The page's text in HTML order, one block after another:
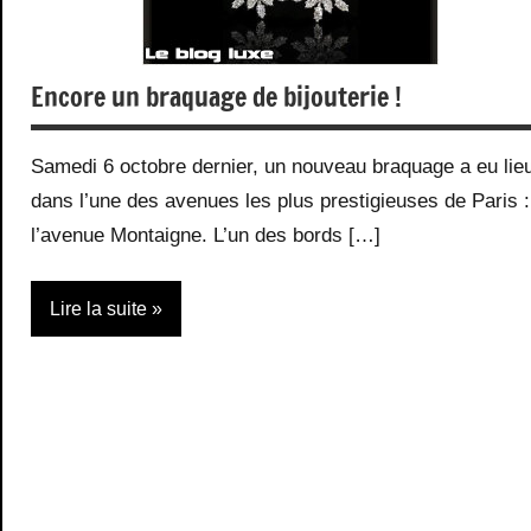
Encore un braquage de bijouterie !
Samedi 6 octobre dernier, un nouveau braquage a eu
dans l’une des avenues les plus prestigieuses de Paris :
l’avenue Montaigne. L’un des bords […]
Lire la suite